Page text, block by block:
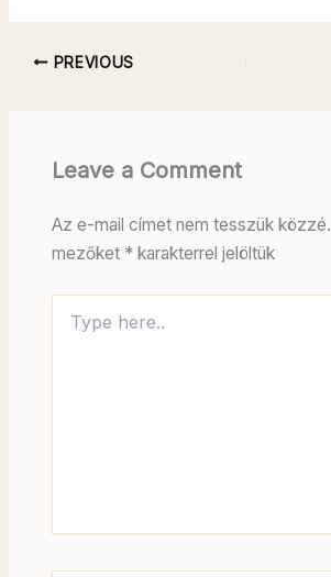
PREVIOUS
Leave a Comment
Az e-mail címet nem tesszük közzé.
mezőket * karakterrel jelöltük
here..